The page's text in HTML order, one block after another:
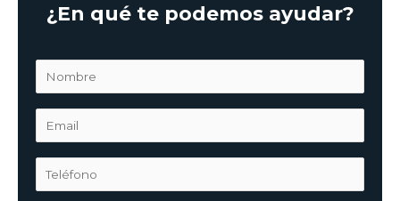
¿En qué te podemos ayudar?